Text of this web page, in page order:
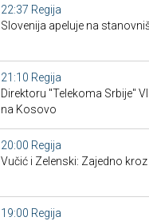
22:37 Regija
Slovenija apeluje na
21:10 Regija
Direktoru "Telekoma Srbije"
na Kosovo
20:00 Regija
Vučić i Zelenski: Zajedno
19:00 Regija